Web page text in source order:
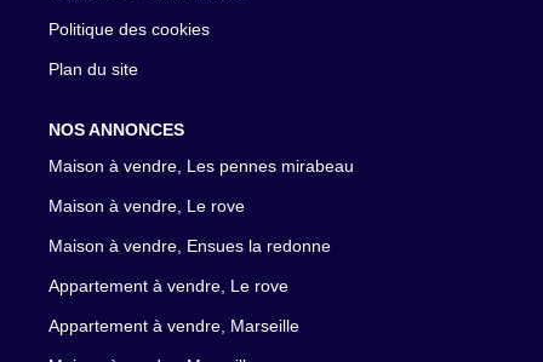
Politique des cookies
Plan du site
NOS ANNONCES
Maison à vendre, Les pennes mirabeau
Maison à vendre, Le rove
Maison à vendre, Ensues la redonne
Appartement à vendre, Le rove
Appartement à vendre, Marseille